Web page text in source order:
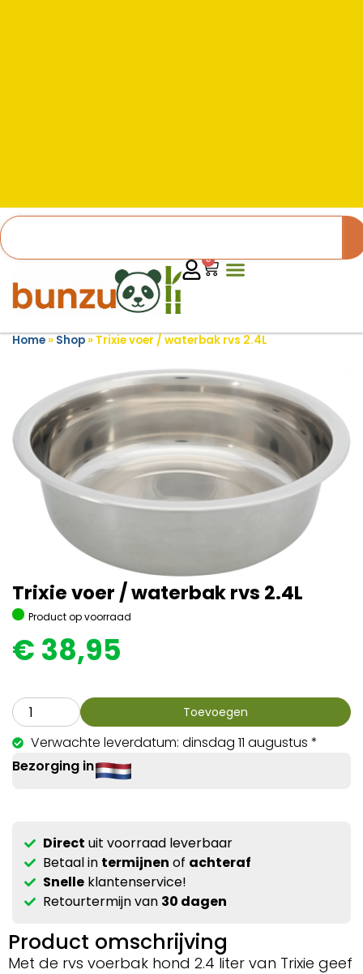
0
Home» Shop» Trixie voer / waterbak rvs 2.4L
Trixie voer / waterbak rvs 2.4L
Product op voorraad
€ 38,95
Toevoegen
Verwachte leverdatum: dinsdag 11 augustus *
Bezorging in
Direct uit voorraad leverbaar
Betaal in termijnen of achteraf
Snelleklantenservice!
Retourtermijn van 30 dagen
Product omschrijving
Met de rvs voerbak hond 2.4 liter van Trixie geef